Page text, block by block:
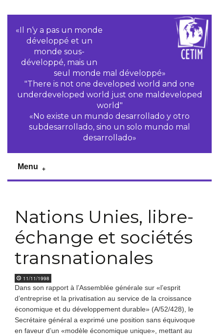
«Il n‘y a pas un monde
développé et un
monde sous-
développé, mais un
seul monde mal développé»
"There is not one developed world and one
underdeveloped world just one maldeveloped
world"
«No existe un mundo desarrollado y otro
subdesarrollado, sino un solo mundo mal
desarrollado»
Menu
Nations Unies, libre-
échange et sociétés
transnationales
11/11/1998
Dans son rapport à l’Assemblée générale sur «l’esprit
d’entreprise et la privatisation au service de la croissance
économique et du développement durable» (A/52/428), le
Secrétaire général a exprimé une position sans équivoque
en faveur d’un «modèle économique unique», mettant au